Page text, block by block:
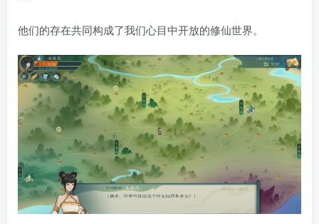
他们的存在共同构成了我们心目中开放的修仙世界。